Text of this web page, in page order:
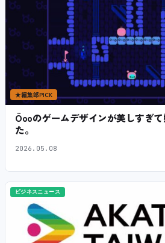
★編集部PICK
Öooのゲームデザインが美しすぎ
た。
2026.05.08
ビジネスニュース